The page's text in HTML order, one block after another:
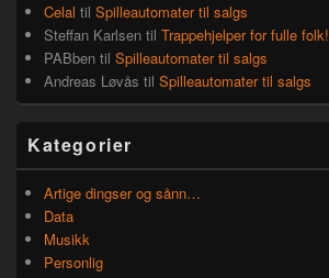
Celal til Spilleautomater til salgs
Steffan Karlsen til Trappehjelper for fulle folk!
PABben til Spilleautomater til salgs
Andreas Løvås til Spilleautomater til salgs
Kategorier
Artige dingser og sånn…
Data
Musikk
Personlig